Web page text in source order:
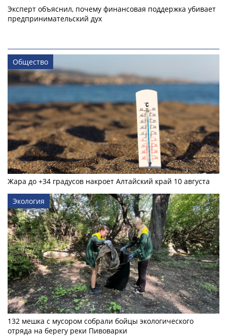
Эксперт объяснил, почему финансовая поддержка убивает
предпринимательский дух
Общество
Жара до +34 градусов накроет Алтайский край 10 августа
Экология
132 мешка с мусором собрали бойцы экологического
отряда на берегу реки Пивоварки